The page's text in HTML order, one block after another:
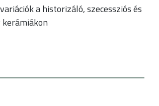
a historizáló, szecessziós és